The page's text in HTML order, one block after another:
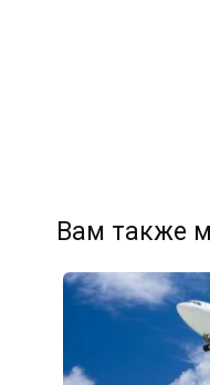
Вам также